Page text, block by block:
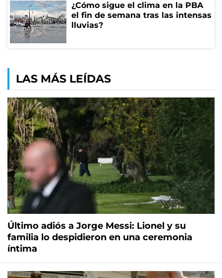
¿Cómo sigue el clima en la PBA
el fin de semana tras las intensas
lluvias?
LAS MÁS LEÍDAS
Último adiós a Jorge Messi: Lionel y su
familia lo despidieron en una ceremonia
íntima